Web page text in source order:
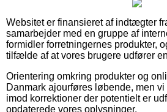
Websitet er finansieret af indtægter
samarbejder med en gruppe af
formidler forretningernes produkter,
tilfælde af at vores brugere udfører
Orientering omkring produkter og
Danmark ajourføres løbende, men
imod korrektioner der potentielt er
opdaterede vores oplysninger.